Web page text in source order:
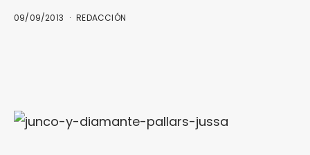
09/09/2013 REDACCIÓN